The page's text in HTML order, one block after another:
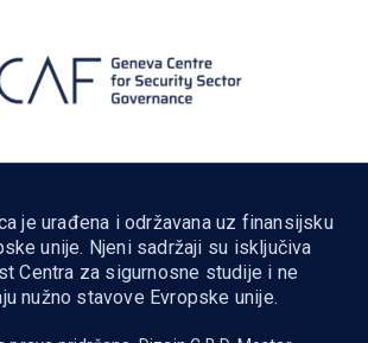
je urađena i održavana uz finansijsku
unije. Njeni sadržaji su isključiva
Centra za sigurnosne studije i ne
nužno stavove Evropske unije.